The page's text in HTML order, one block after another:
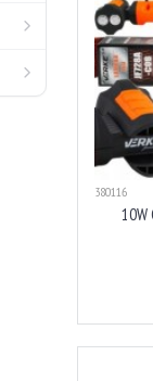
380116
10W